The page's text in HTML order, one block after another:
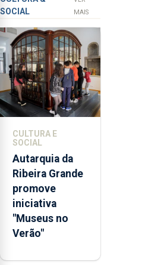
primária
da
violência
doméstica,
através
da
promoção
de
pessoais,
emocionais
e
sociais
junto
das
crianças
SOCIAL
MAIS
CULTURA E
SOCIAL
Autarquia da
Ribeira Grande
promove
iniciativa
"Museus no
Verão"